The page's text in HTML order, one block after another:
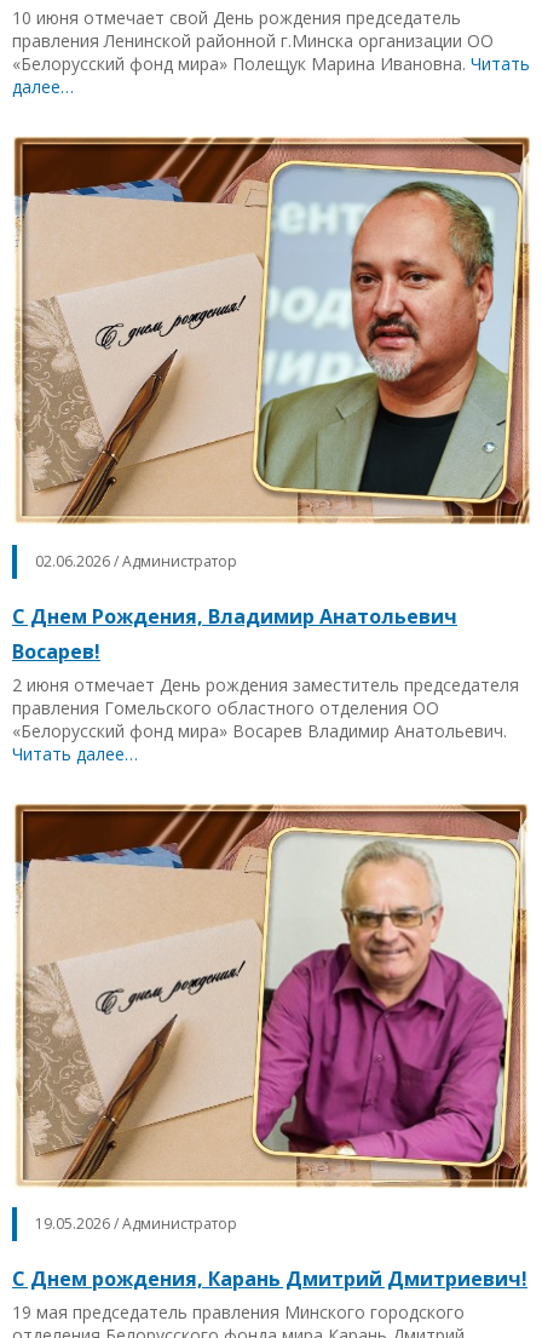
10 июня отмечает свой День рождения председатель
правления Ленинской районной г.Минска организации ОО
«Белорусский фонд мира» Полещук Марина Ивановна. Читать
далее…
02.06.2026 / Администратор
С Днем Рождения, Владимир Анатольевич
Восарев!
2 июня отмечает День рождения заместитель председателя
правления Гомельского областного отделения ОО
«Белорусский фонд мира» Восарев Владимир Анатольевич.
Читать далее…
19.05.2026 / Администратор
С Днем рождения, Карань Дмитрий Дмитриевич!
19 мая председатель правления Минского городского